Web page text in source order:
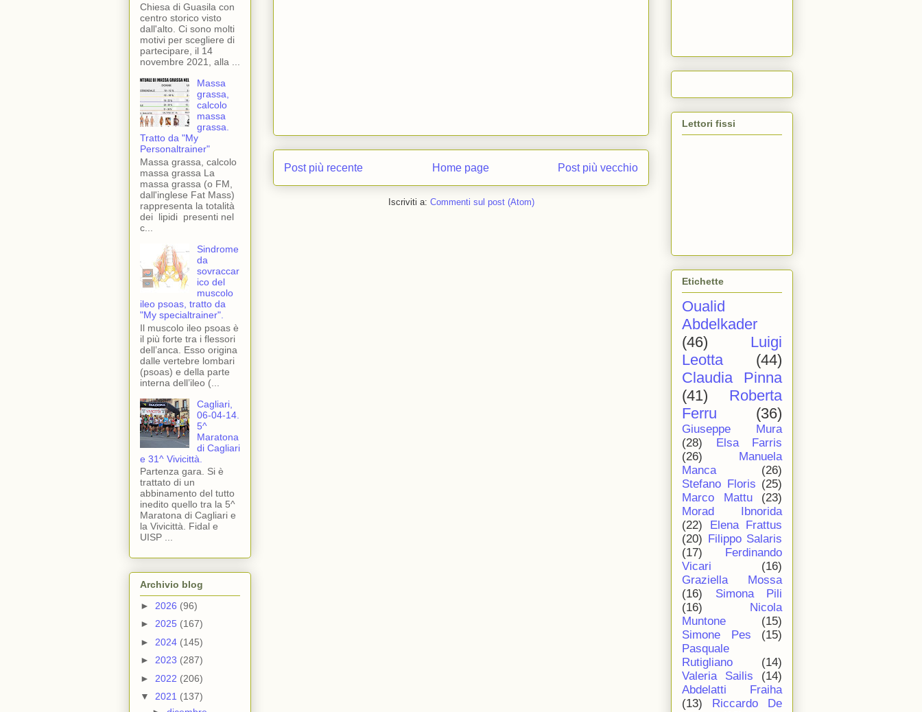
Post più recente Post più vecchio
Home page
Iscriviti a: Commenti sul post (Atom)
Chiesa di Guasila con
centro storico visto
dall'alto. Ci sono molti
motivi per scegliere di
partecipare, il 14
novembre 2021, alla ...
Massa
grassa,
calcolo
massa
grassa.
Tratto da "My
Personaltrainer"
Massa grassa, calcolo
massa grassa La
massa grassa (o FM,
dall'inglese Fat Mass)
rappresenta la totalità
dei lipidi presenti nel
c...
Sindrome
da
sovraccar
ico del
muscolo
ileo psoas, tratto da
"My specialtrainer".
Il muscolo ileo psoas è
il più forte tra i flessori
dell’anca. Esso origina
dalle vertebre lombari
(psoas) e della parte
interna dell’ileo (...
Cagliari,
06-04-14.
5^
Maratona
di Cagliari
e 31^ Vivicittà.
Partenza gara. Si è
trattato di un
abbinamento del tutto
inedito quello tra la 5^
Maratona di Cagliari e
la Vivicittà. Fidal e
UISP ...
Archivio blog
► 2026 (96)
► 2025 (167)
► 2024 (145)
► 2023 (287)
► 2022 (206)
▼ 2021 (137)
Lettori fissi
Etichette
Oualid
Abdelkader
(46)
Luigi
Leotta
(44)
Claudia Pinna
(41)
Roberta
Ferru
(36)
Giuseppe Mura
(28)
Elsa Farris
(26)
Manuela
Manca
(26)
Stefano Floris (25)
Marco Mattu
(23)
Morad Ibnorida
(22)
Elena Frattus
(20)
Filippo Salaris
(17)
Ferdinando
Vicari
(16)
Graziella Mossa
(16)
Simona Pili
(16)
Nicola
Muntone
(15)
Simone Pes
(15)
Pasquale
Rutigliano
(14)
Valeria Sailis
(14)
Abdelatti Fraiha
(13)
Riccardo De